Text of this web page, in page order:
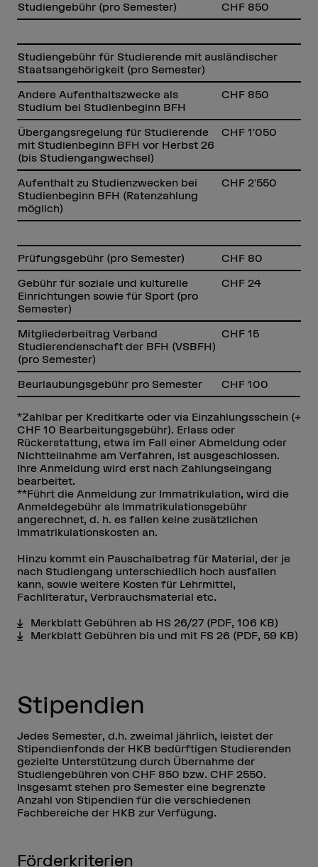
Studiengebühr (pro Semester) CHF 850
Studiengebühr für Studierende mit ausländischer
Staatsangehörigkeit (pro Semester)
Andere Aufenthaltszwecke als
Studium bei Studienbeginn BFH
CHF 850
Übergangsregelung für Studierende
mit Studienbeginn BFH vor Herbst 26
(bis Studiengangwechsel)
CHF 1'050
Aufenthalt zu Studienzwecken bei
Studienbeginn BFH (Ratenzahlung
möglich)
CHF 2'550
Prüfungsgebühr (pro Semester) CHF 80
Gebühr für soziale und kulturelle
Einrichtungen sowie für Sport (pro
Semester)
CHF 24
Mitgliederbeitrag Verband
Studierendenschaft der BFH (VSBFH)
(pro Semester)
CHF 15
Beurlaubungsgebühr pro Semester CHF 100
*Zahlbar per Kreditkarte oder via Einzahlungsschein (+
CHF 10 Bearbeitungsgebühr). Erlass oder
Rückerstattung, etwa im Fall einer Abmeldung oder
Nichtteilnahme am Verfahren, ist ausgeschlossen.
Ihre Anmeldung wird erst nach Zahlungseingang
bearbeitet.
**Führt die Anmeldung zur Immatrikulation, wird die
Anmeldegebühr als Immatrikulationsgebühr
angerechnet, d. h. es fallen keine zusätzlichen
Immatrikulationskosten an.
Hinzu kommt ein Pauschalbetrag für Material, der je
nach Studiengang unterschiedlich hoch ausfallen
kann, sowie weitere Kosten für Lehrmittel,
Fachliteratur, Verbrauchsmaterial etc.
Merkblatt Gebühren ab HS 26/27 (PDF, 106 KB)
Merkblatt Gebühren bis und mit FS 26 (PDF, 59 KB)
Stipendien
Jedes Semester, d.h. zweimal jährlich, leistet der
Stipendienfonds der HKB bedürftigen Studierenden
gezielte Unterstützung durch Übernahme der
Studiengebühren von CHF 850 bzw. CHF 2550.
Insgesamt stehen pro Semester eine begrenzte
Anzahl von Stipendien für die verschiedenen
Fachbereiche der HKB zur Verfügung.
Förderkriterien